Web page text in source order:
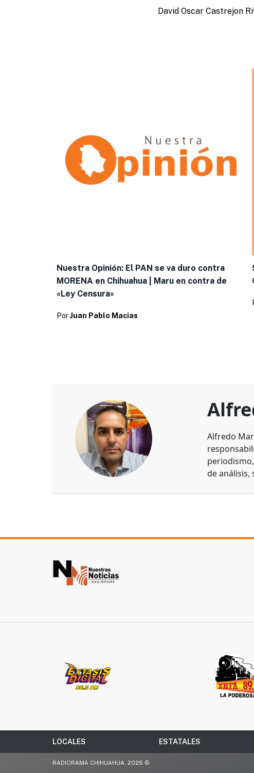
David Oscar Castrejon
Nuestra Opinión: El PAN se va duro contra
MORENA en Chihuahua | Maru en contra de
«Ley Censura»
PorJuan Pablo Macias
Alfredo
de análisis,
LOCALES ESTATALES
RADIORAMA CHIHUAHUA, 2026 ©